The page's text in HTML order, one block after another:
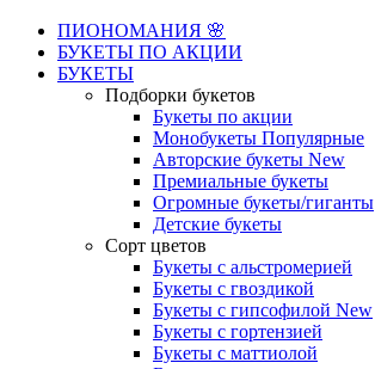
ПИОНОМАНИЯ 🌸
БУКЕТЫ ПО АКЦИИ
БУКЕТЫ
Подборки букетов
Букеты по акции
Монобукеты Популярные
Авторские букеты New
Премиальные букеты
Огромные букеты/гиганты
Детские букеты
Сорт цветов
Букеты с альстромерией
Букеты с гвоздикой
Букеты с гипсофилой New
Букеты с гортензией
Букеты с маттиолой